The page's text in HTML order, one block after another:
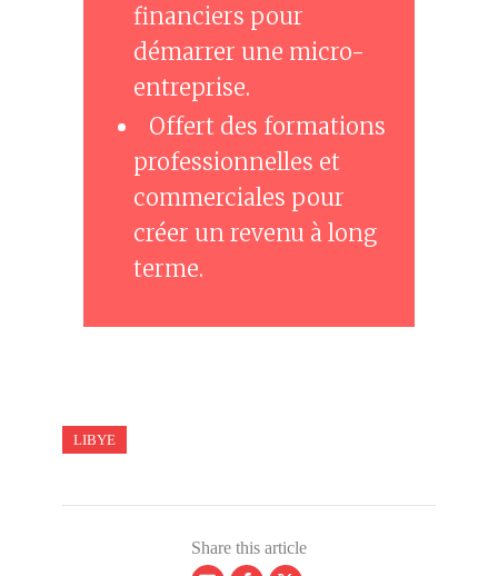
financiers pour
démarrer une micro-
entreprise.
Offert des formations
professionnelles et
commerciales pour
créer un revenu à long
terme.
LIBYE
Share this article